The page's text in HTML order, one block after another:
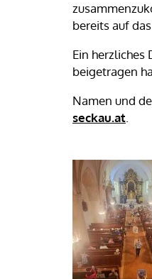
bereits auf
Ein herzliches
beigetragen
Namen und
seckau.at